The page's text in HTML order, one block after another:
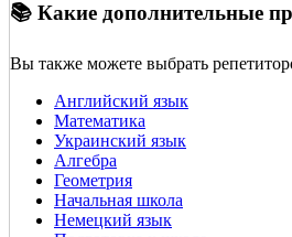
📚 Какие дополнительные
Вы также можете выбрать
Английский язык
Математика
Украинский язык
Алгебра
Геометрия
Начальная школа
Немецкий язык